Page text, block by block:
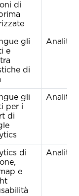
di
gli
e
di
Analitici
gli
per i
di
Analitici
di
e
Analitici